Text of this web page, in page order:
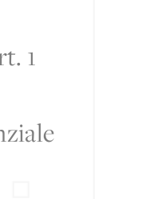
1